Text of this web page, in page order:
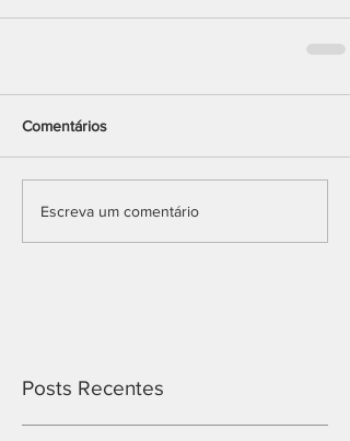
Comentários
Escreva um comentário
Posts Recentes